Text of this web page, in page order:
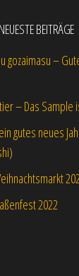
NEUESTE BEITRÄGE
gozaimasu –
– Das Sample
gutes neues
2022